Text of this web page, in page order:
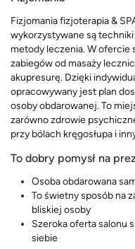
Fizjomania fizjoterapia &
wykorzystywane są
metody leczenia. W ofercie
zabiegów od masaży
akupresurę. Dzięki
opracowywany jest plan
osoby obdarowanej. To
zarówno zdrowie
przy bólach kręgosłupa i
To dobry pomysł na
Osoba obdarowana
To świetny sposób na
bliskiej osoby
Szeroka oferta salonu
siebie